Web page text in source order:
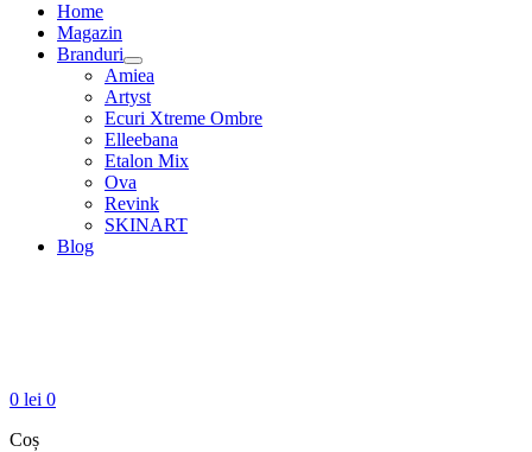
Home
Magazin
Branduri
Amiea
Artyst
Ecuri Xtreme Ombre
Elleebana
Etalon Mix
Ova
Revink
SKINART
Blog
0 lei 0
Coș